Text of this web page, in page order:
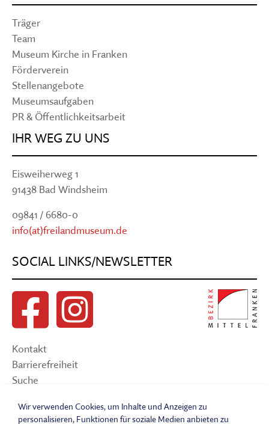
Träger
Team
Museum Kirche in Franken
Förderverein
Stellenangebote
Museumsaufgaben
PR & Öffentlichkeitsarbeit
IHR WEG ZU UNS
Eisweiherweg 1
91438 Bad Windsheim
09841 / 6680-0
info(at)freilandmuseum.de
SOCIAL LINKS/NEWSLETTER
Kontakt
Barrierefreiheit
Suche
Impressum
Wir verwenden Cookies, um Inhalte und Anzeigen zu
personalisieren, Funktionen für soziale Medien anbieten zu